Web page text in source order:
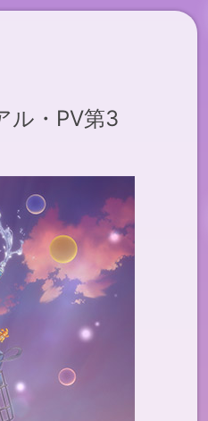
ル・PV第3